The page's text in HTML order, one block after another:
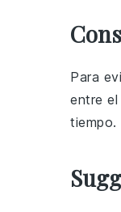
Para
entre el
tiempo.